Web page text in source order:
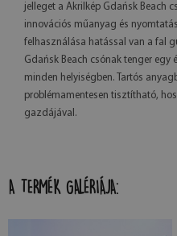
jelleget a Akrilkép Gdańsk Beach
innovációs műanyag és
felhasználása hatással van a fal
Gdańsk Beach csónak tenger egy
minden helyiségben. Tartós
problémamentesen tisztítható,
gazdájával.
A TERMÉK GALÉRIÁJA: